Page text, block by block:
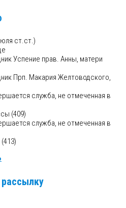
ст.ст.)
Успение прав. Анны, матери
Прп. Макария Желтоводского,
(409)